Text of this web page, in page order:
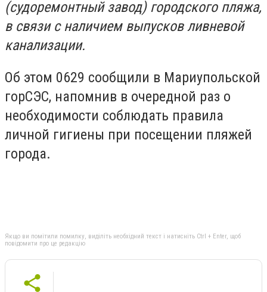
(судоремонтный завод) городского пляжа,
в связи с наличием выпусков ливневой
канализации.
Об этом 0629 сообщили в Мариупольской
горСЭС, напомнив в очередной раз о
необходимости соблюдать правила
личной гигиены при посещении пляжей
города.
Якщо ви помітили помилку, виділіть необхідний текст і натисніть Ctrl + Enter, щоб
повідомити про це редакцію